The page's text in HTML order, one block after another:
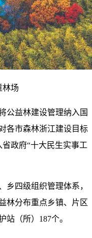
林场
公益林建设管理纳入国
各市森林浙江建设目标
政府“十大民生实事工
乡四级组织管理体系，
林分布重点乡镇、片区
（所）187个。